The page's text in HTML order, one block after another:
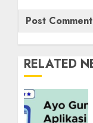
RELATED